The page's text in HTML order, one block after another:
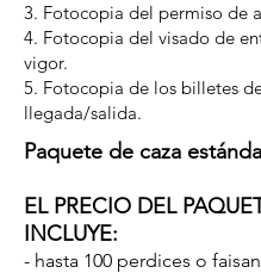
3. Fotocopia del permiso de
4. Fotocopia del visado de
vigor.
5. Fotocopia de los billetes
llegada/salida.
Paquete de caza
EL PRECIO DEL
INCLUYE:
- hasta 100 perdices o